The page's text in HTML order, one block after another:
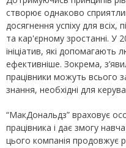
створює однаково
досягнення успіху для всіх,
та кар'єрному зростанні. У
ініціатив, які
ефективніше. Зокрема,
працівники можуть всього
знання, необхідні для
“МакДональдз” враховує
працівника і дає змогу
цього компанія продовжує